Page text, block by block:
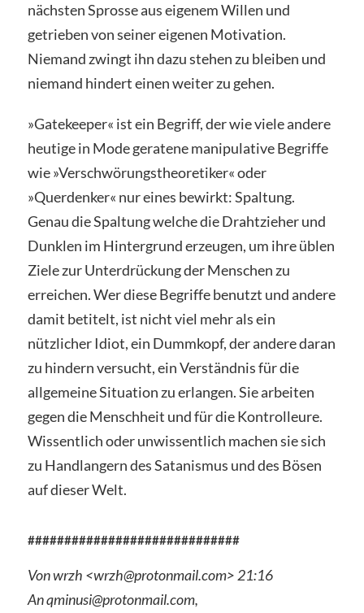
nächsten Sprosse aus eigenem Willen und
getrieben von seiner eigenen Motivation.
Niemand zwingt ihn dazu stehen zu bleiben und
niemand hindert einen weiter zu gehen.
»Gatekeeper« ist ein Begriff, der wie viele andere
heutige in Mode geratene manipulative Begriffe
wie »Verschwörungstheoretiker« oder
»Querdenker« nur eines bewirkt: Spaltung.
Genau die Spaltung welche die Drahtzieher und
Dunklen im Hintergrund erzeugen, um ihre üblen
Ziele zur Unterdrückung der Menschen zu
erreichen. Wer diese Begriffe benutzt und andere
damit betitelt, ist nicht viel mehr als ein
nützlicher Idiot, ein Dummkopf, der andere daran
zu hindern versucht, ein Verständnis für die
allgemeine Situation zu erlangen. Sie arbeiten
gegen die Menschheit und für die Kontrolleure.
Wissentlich oder unwissentlich machen sie sich
zu Handlangern des Satanismus und des Bösen
auf dieser Welt.
#############################
Von wrzh <wrzh@protonmail.com> 21:16
An qminusi@protonmail.com,